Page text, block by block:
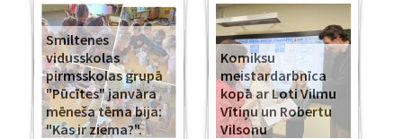
Smiltenes
vidusskolas
pirmsskolas grupā
"Pūcītes" janvāra
mēneša tēma bija:
"Kas ir ziema?".
Komiksu
meistardarbnīca
kopā ar Loti Vilmu
Vītiņu un Robertu
Vilsonu